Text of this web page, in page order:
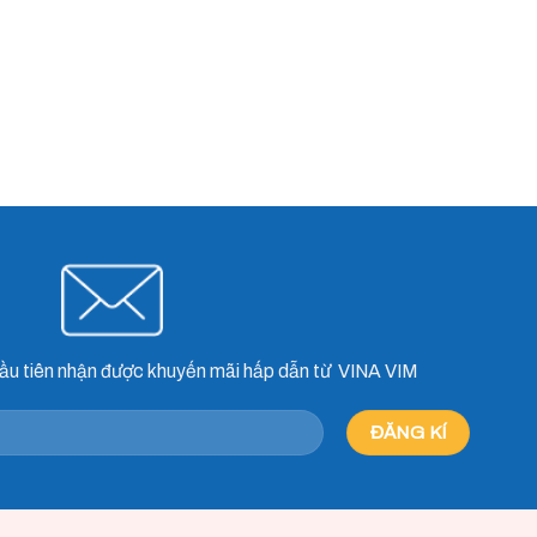
tiên nhận được khuyến mãi hấp dẫn từ VINA VIM